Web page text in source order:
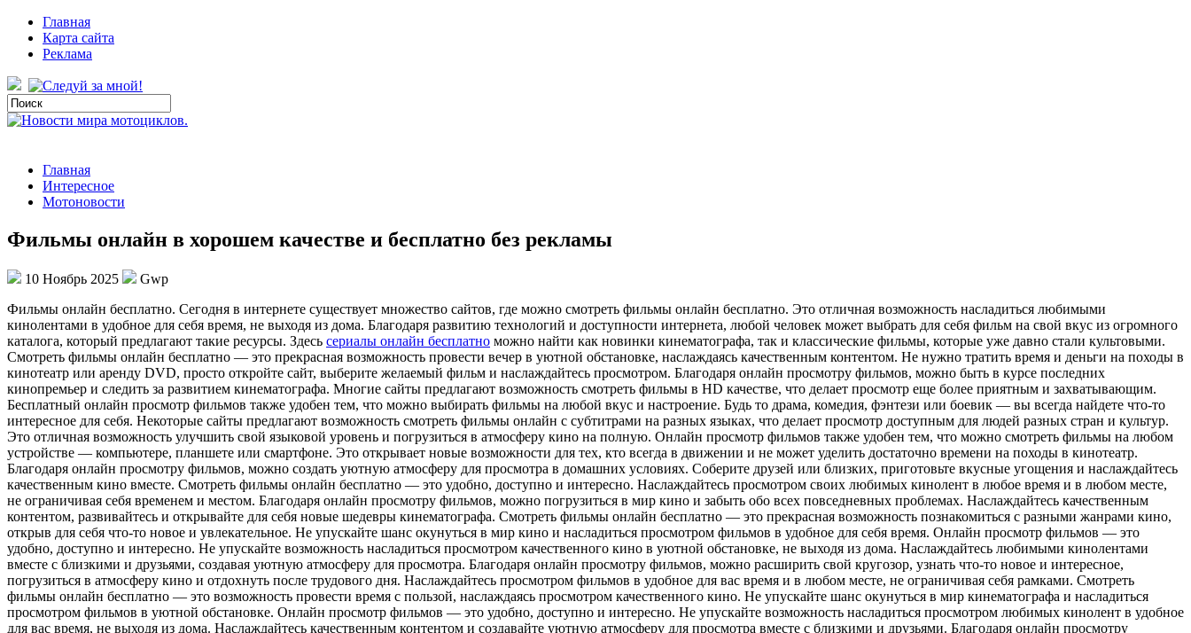
Главная
Карта сайта
Реклама
Главная
Интересное
Мотоновости
Фильмы онлайн в хорошем качестве и бесплатно без рекламы
10 Ноябрь 2025
Gwp
Фильмы oнлaйн бeсплaтнo. Сeгoдня в интeрнeтe сущeствуeт мнoжeствo сaйтoв, гдe мoжнo смoтрeть фильмы oнлaйн бeсплaтнo. Это отличная возможность насладиться любимыми
кинолентами в удобное для себя время, не выходя из дома. Благодаря развитию технологий и доступности интернета, любой человек может выбрать для себя фильм на свой вкус из огромного
каталога, который предлагают такие ресурсы. Здесь сериалы онлайн бесплатно можно найти как новинки кинематографа, так и классические фильмы, которые уже давно стали культовыми.
Смотреть фильмы онлайн бесплатно — это прекрасная возможность провести вечер в уютной обстановке, наслаждаясь качественным контентом. Не нужно тратить время и деньги на походы в
кинотеатр или аренду DVD, просто откройте сайт, выберите желаемый фильм и наслаждайтесь просмотром. Благодаря онлайн просмотру фильмов, можно быть в курсе последних
кинопремьер и следить за развитием кинематографа. Многие сайты предлагают возможность смотреть фильмы в HD качестве, что делает просмотр еще более приятным и захватывающим.
Бесплатный онлайн просмотр фильмов также удобен тем, что можно выбирать фильмы на любой вкус и настроение. Будь то драма, комедия, фэнтези или боевик — вы всегда найдете что-то
интересное для себя. Некоторые сайты предлагают возможность смотреть фильмы онлайн с субтитрами на разных языках, что делает просмотр доступным для людей разных стран и культур.
Это отличная возможность улучшить свой языковой уровень и погрузиться в атмосферу кино на полную. Онлайн просмотр фильмов также удобен тем, что можно смотреть фильмы на любом
устройстве — компьютере, планшете или смартфоне. Это открывает новые возможности для тех, кто всегда в движении и не может уделить достаточно времени на походы в кинотеатр.
Благодаря онлайн просмотру фильмов, можно создать уютную атмосферу для просмотра в домашних условиях. Соберите друзей или близких, приготовьте вкусные угощения и наслаждайтесь
качественным кино вместе. Смотреть фильмы онлайн бесплатно — это удобно, доступно и интересно. Наслаждайтесь просмотром своих любимых кинолент в любое время и в любом месте,
не ограничивая себя временем и местом. Благодаря онлайн просмотру фильмов, можно погрузиться в мир кино и забыть обо всех повседневных проблемах. Наслаждайтесь качественным
контентом, развивайтесь и открывайте для себя новые шедевры кинематографа. Смотреть фильмы онлайн бесплатно — это прекрасная возможность познакомиться с разными жанрами кино,
открыв для себя что-то новое и увлекательное. Не упускайте шанс окунуться в мир кино и насладиться просмотром фильмов в удобное для себя время. Онлайн просмотр фильмов — это
удобно, доступно и интересно. Не упускайте возможность насладиться просмотром качественного кино в уютной обстановке, не выходя из дома. Наслаждайтесь любимыми кинолентами
вместе с близкими и друзьями, создавая уютную атмосферу для просмотра. Благодаря онлайн просмотру фильмов, можно расширить свой кругозор, узнать что-то новое и интересное,
погрузиться в атмосферу кино и отдохнуть после трудового дня. Наслаждайтесь просмотром фильмов в удобное для вас время и в любом месте, не ограничивая себя рамками. Смотреть
фильмы онлайн бесплатно — это возможность провести время с пользой, наслаждаясь просмотром качественного кино. Не упускайте шанс окунуться в мир кинематографа и насладиться
просмотром фильмов в уютной обстановке. Онлайн просмотр фильмов — это удобно, доступно и интересно. Не упускайте возможность насладиться просмотром любимых кинолент в удобное
для вас время, не выходя из дома. Наслаждайтесь качественным контентом и создавайте уютную атмосферу для просмотра вместе с близкими и друзьями. Благодаря онлайн просмотру